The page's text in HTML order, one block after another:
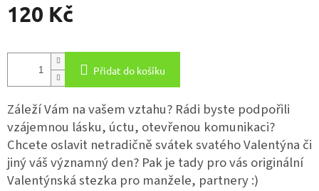
120 Kč
cena:
Přidat do košíku
Záleží Vám na vašem vztahu? Rádi byste podpořili
vzájemnou lásku, úctu, otevřenou komunikaci?
Chcete oslavit netradičně svátek svatého Valentýna či
jiný váš významný den? Pak je tady pro vás originální
Valentýnská stezka pro manžele, partnery :)